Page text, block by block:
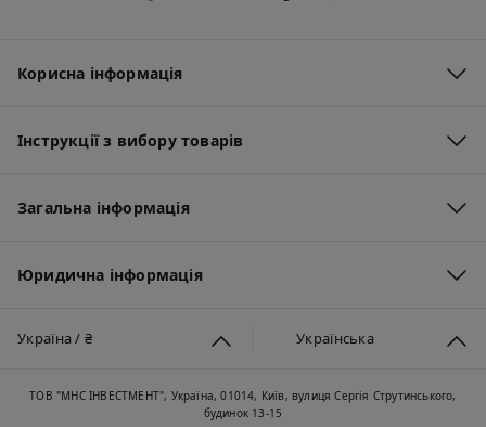
Корисна інформація
Інструкції з вибору товарів
Загальна інформація
Юридична інформація
Україна / ₴ Українська
ТОВ "МНС ІНВЕСТМЕНТ", Україна, 01014, Київ, вулиця Сергія Струтинського,
будинок 13-15